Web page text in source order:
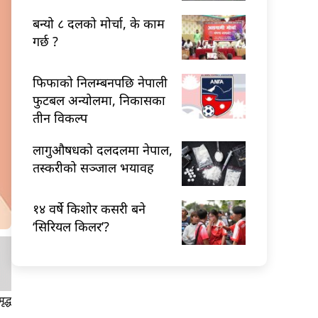
बन्यो ८ दलको मोर्चा, के काम
गर्छ ?
फिफाको निलम्बनपछि नेपाली
फुटबल अन्योलमा, निकासका
तीन विकल्प
लागुऔषधको दलदलमा नेपाल,
तस्करीको सञ्जाल भयावह
१४ वर्षे किशोर कसरी बने
‘सिरियल किलर’?